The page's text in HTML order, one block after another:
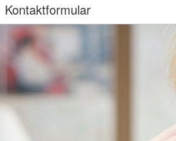
Kontaktformular